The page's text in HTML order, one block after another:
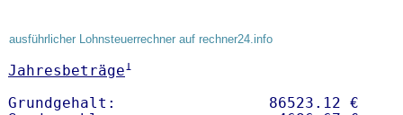
ausführlicher Lohnsteuerrechner auf rechner24.info
Jahresbeträge1
Grundgehalt:                 86523.12 €